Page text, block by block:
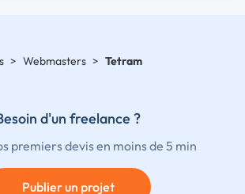
> Webmasters > Tetram
d'un freelance ?
premiers devis en moins de 5 min
Publier un projet